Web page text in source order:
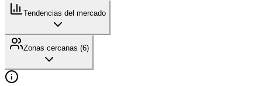
Tendencias del mercado
Zonas cercanas (6)